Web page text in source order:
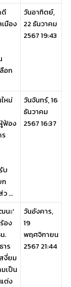
ดี
มือง
อก
วันอาทิตย์,
22 ธันวาคม
2567 19:43
หม่
ฟ้อง
บ
...
วันจันทร์, 16
ธันวาคม
2567 16:37
นะ'
อง
.
าร
งี่ยม
เป็น
ต่ง
วันอังคาร,
19
พฤศจิกายน
2567 21:44